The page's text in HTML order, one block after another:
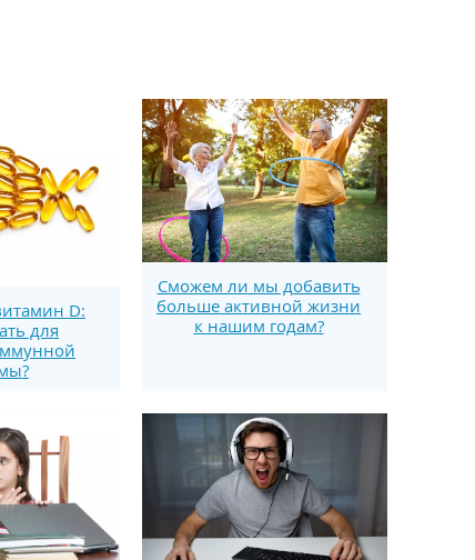
D:
для
Сможем ли мы добавить
больше активной жизни
к нашим годам?